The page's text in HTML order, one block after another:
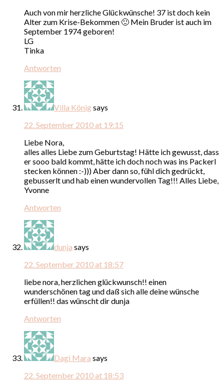
Auch von mir herzliche Glückwünsche! 37 ist doch kein
Alter zum Krise-Bekommen 🙂 Mein Bruder ist auch im
September 1974 geboren!
LG
Tinka
Antworten
Villa Königsays
22. September 2010 at 19:15
Liebe Nora,
alles alles Liebe zum Geburtstag! Hätte ich gewusst, dass
er sooo bald kommt, hätte ich doch noch was ins Packerl
stecken können :-))) Aber dann so, fühl dich gedrückt,
gebusserlt und hab einen wundervollen Tag!!! Alles Liebe,
Yvonne
Antworten
dunja says
22. September 2010 at 18:57
liebe nora, herzlichen glückwunsch!! einen
wunderschönen tag und daß sich alle deine wünsche
erfüllen!! das wünscht dir dunja
Antworten
Dagi Mara says
22. September 2010 at 18:53